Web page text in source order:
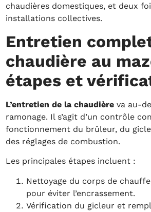
chaudières domestiques, et deux
installations collectives.
Entretien
chaudière au
étapes et
L’entretien de la chaudière va au-
ramonage. Il s’agit d’un contrôle
fonctionnement du brûleur, du
des réglages de combustion.
Les principales étapes incluent :
Nettoyage du corps de
pour éviter l’encrassement.
Vérification du gicleur et